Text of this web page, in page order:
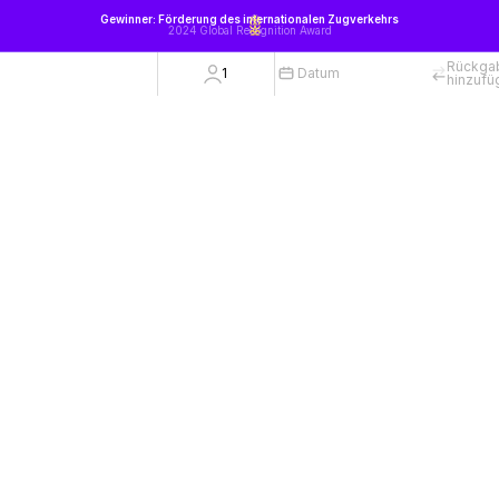
Gewinner: Förderung des internationalen Zugverkehrs
2024 Global Recognition Award
1 Datum